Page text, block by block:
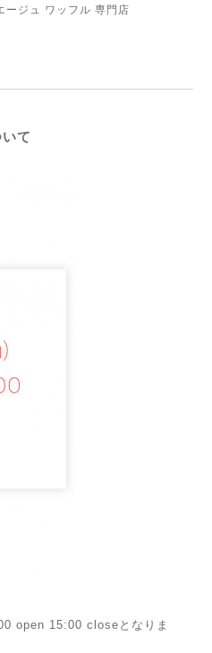
ージュ ワッフル 専門店
て
open 15:00 closeとなりま